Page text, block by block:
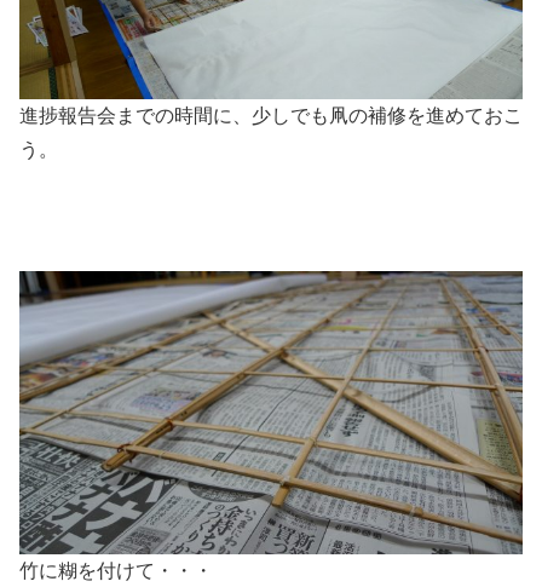
進捗報告会までの時間に、少しでも凧の補修を進めておこ
う。
竹に糊を付けて・・・